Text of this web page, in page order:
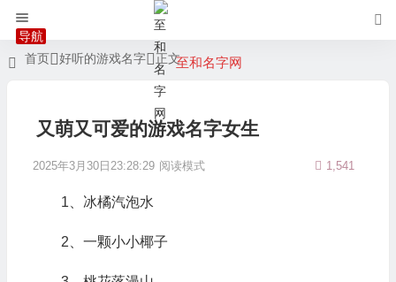
至和名字网
首页 好听的游戏名字 正文
又萌又可爱的游戏名字女生
2025年3月30日23:28:29 1,541
阅读模式
1、冰橘汽泡水
2、一颗小小椰子